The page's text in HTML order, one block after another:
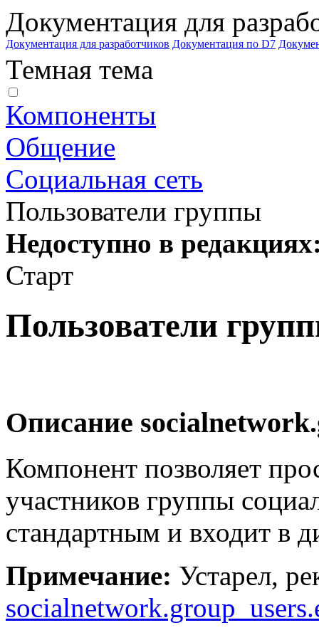
Документация для
Документация для разработчиков Документация по D7
Темная тема
Компоненты
Общение
Социальная сеть
Пользователи группы
Недоступно в
Старт
Пользователи
Описание
Компонент позволяет
участников группы
стандартным и входит в
Примечание: Устарел,